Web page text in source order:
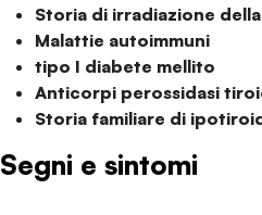
Storia di irradiazione
Malattie autoimmuni
tipo I diabete mellito
Anticorpi perossidasi
Storia familiare di
Segni e sintomi